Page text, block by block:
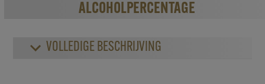
ALCOHOLPERCENTAGE
VOLLEDIGE BESCHRIJVING